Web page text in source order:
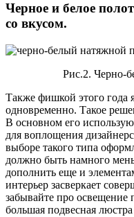
Черное и белое
со вкусом.
Рис.2. Черно-
Также фишкой этого года
одновременно. Такое
В основном его
для воплощения
выборе такого типа
должно быть намного
дополнить еще и
интерьер засверкает
забывайте про освещение
большая подвесная